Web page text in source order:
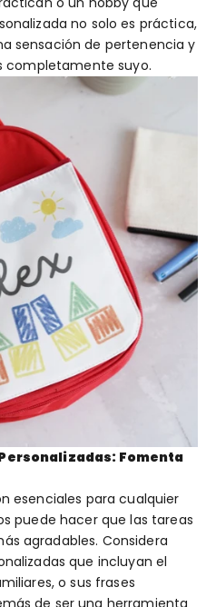
no solo es práctica,
sensación de pertenencia y
completamente suyo.
Fomenta
esenciales para cualquier
puede hacer que las tareas
agradables. Considera
que incluyan el
o sus frases
de ser una herramienta